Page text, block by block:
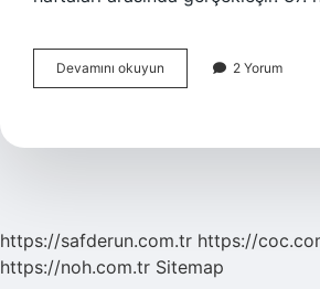
Devamını okuyun Efsaneler
Hangi
2 Yorum
https://safderun.com.tr https://
https://noh.com.tr Sitemap